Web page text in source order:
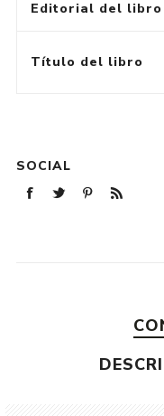
Editorial del libro
Título del libro
SOCIAL